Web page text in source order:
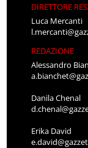
DIRETTORE
Luca Mercanti
REDAZIONE
Alessandro
Danila Chenal
Erika David